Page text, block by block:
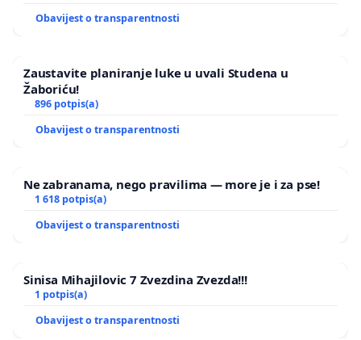
Obavijest o transparentnosti
Zaustavite planiranje luke u uvali Studena u
Žaboriću!
896 potpis(a)
Obavijest o transparentnosti
Ne zabranama, nego pravilima — more je i za pse!
1 618 potpis(a)
Obavijest o transparentnosti
Sinisa Mihajilovic 7 Zvezdina Zvezda!!!
1 potpis(a)
Obavijest o transparentnosti